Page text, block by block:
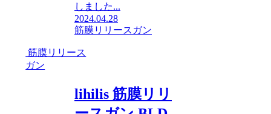
しました...
2024.04.28
筋膜リリースガン
筋膜リリース
ガン
lihilis 筋膜リリ